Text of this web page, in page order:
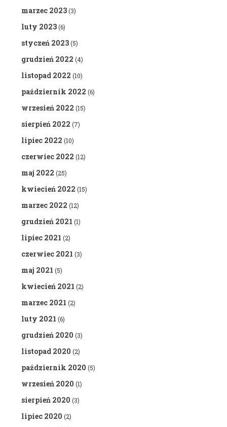
marzec 2023(3)
luty 2023(6)
styczeń 2023(5)
grudzień 2022 (4)
listopad 2022 (10)
październik 2022 (6)
wrzesień 2022 (15)
sierpień 2022 (7)
lipiec 2022 (10)
czerwiec 2022 (12)
maj 2022 (25)
kwiecień 2022 (15)
marzec 2022 (12)
grudzień 2021 (1)
lipiec 2021 (2)
czerwiec 2021 (3)
maj 2021 (5)
kwiecień 2021 (2)
marzec 2021 (2)
luty 2021 (6)
grudzień 2020 (3)
listopad 2020 (2)
październik 2020 (5)
wrzesień 2020 (1)
sierpień 2020 (3)
lipiec 2020 (2)